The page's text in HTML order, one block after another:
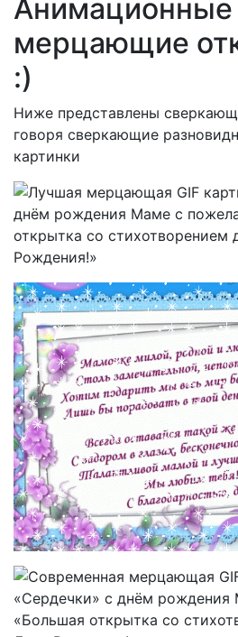
Анимационные
мерцающие
:)
Ниже представлены
говоря сверкающие
картинки